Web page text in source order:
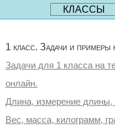
1 класс. Задачи и примеры
Задачи для 1 класса на
онлайн.
Длина, измерение длины,
Вес, масса, килограмм,